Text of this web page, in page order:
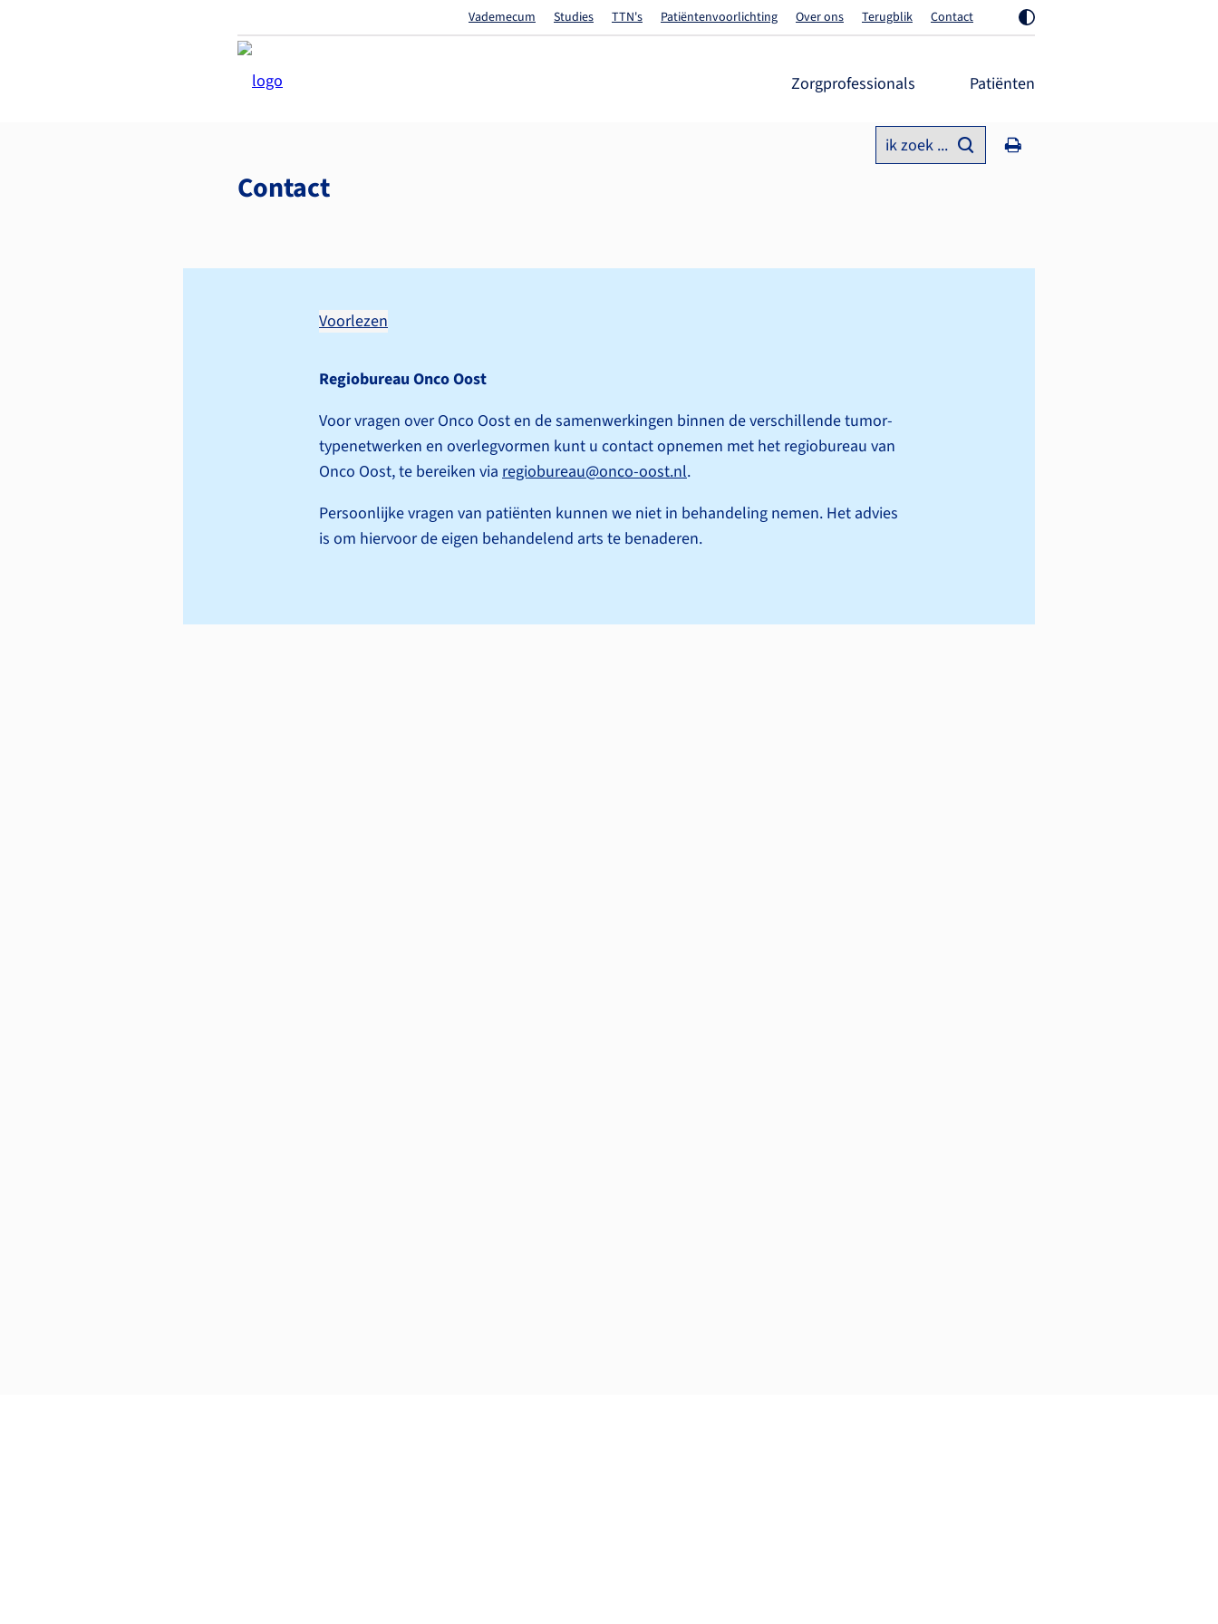
Vademecum Studies TTN's Patiëntenvoorlichting Over ons Terugblik Contact
Zorgprofessionals Patiënten
ik zoek ...
Contact
Voorlezen
Regiobureau Onco Oost
Voor vragen over Onco Oost en de samenwerkingen binnen de verschillende tumor­
type­netwerken en overlegvormen kunt u contact opnemen met het regiobureau van
Onco Oost, te bereiken via regiobureau@onco-oost.nl.
Persoonlijke vragen van patiënten kunnen we niet in behandeling nemen. Het advies
is om hiervoor de eigen behandelend arts te benaderen.